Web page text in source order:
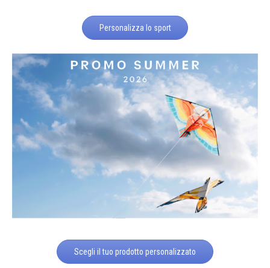
Personalizza lo sport
Scegli il tuo prodotto personalizzato